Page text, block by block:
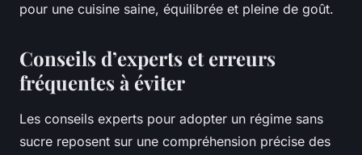
pour une cuisine saine, équilibrée et pleine de goût.
Conseils d’experts et erreurs
fréquentes à éviter
Les conseils experts pour adopter un régime sans
sucre reposent sur une compréhension précise des